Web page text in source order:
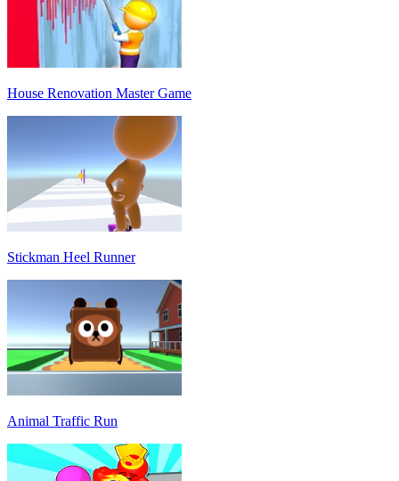
House Renovation Master Game
Stickman Heel Runner
Animal Traffic Run